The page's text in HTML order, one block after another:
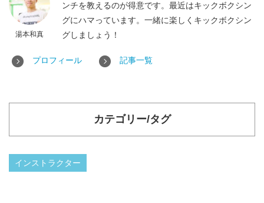
湯本和真
ンチを教えるのが得意です。最近はキックボクシン
グにハマっています。一緒に楽しくキックボクシン
グしましょう！
プロフィール 記事一覧
カテゴリー/タグ
インストラクター